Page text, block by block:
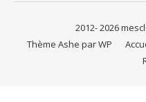
2012- 2026
Thème Ashe parWP